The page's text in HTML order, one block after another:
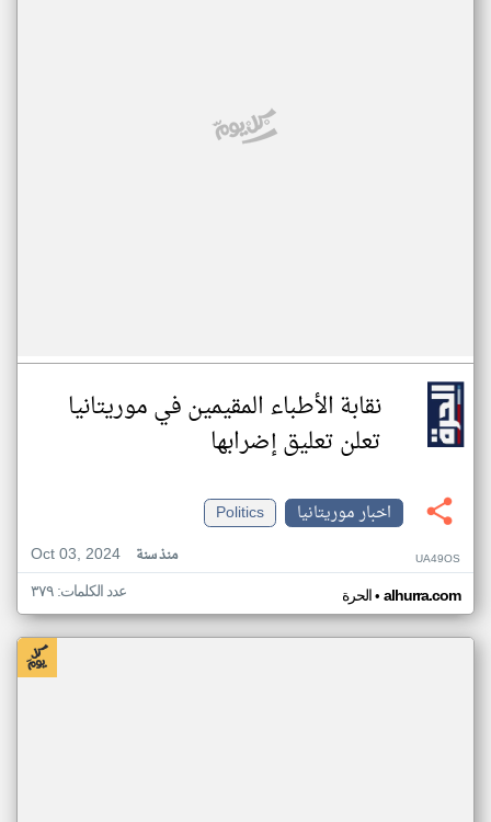
نقابة الأطباء المقيمين في موريتانيا
تعلن تعليق إضرابها
اخبار موريتانيا
Politics
Oct 03, 2024
منذ سنة UA49OS
الحرة• alhurra.com عدد الكلمات: ٣٧٩